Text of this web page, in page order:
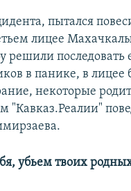
пытался
лицее
решили
в панике, в лицее
некоторые
"Кавказ.Реалии"
убьем твоих